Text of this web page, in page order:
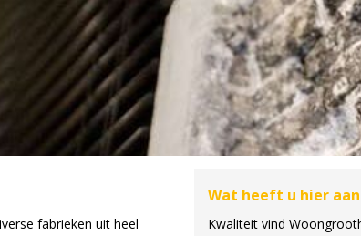
fabrieken uit heel
Wat heeft u hier aan
Kwaliteit vind